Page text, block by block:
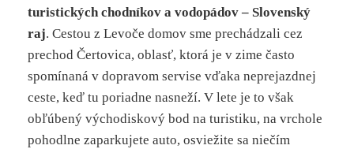
turistických chodníkov a vodopádov – Slovenský
raj. Cestou z Levoče domov sme prechádzali cez
prechod Čertovica, oblasť, ktorá je v zime často
spomínaná v dopravom servise vďaka neprejazdnej
ceste, keď tu poriadne nasneží. V lete je to však
obľúbený východiskový bod na turistiku, na vrchole
pohodlne zaparkujete auto, osviežite sa niečím